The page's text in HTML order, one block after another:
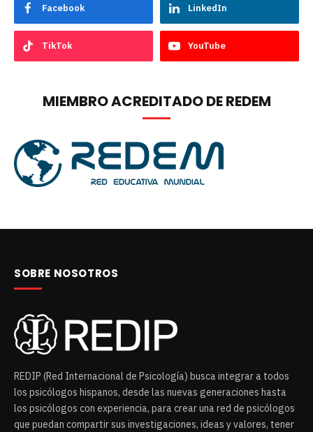
Facebook LinkedIn
TikTok YouTube
MIEMBRO ACREDITADO DE REDEM
SOBRE NOSOTROS
REDIP (Red Internacional de Psicología) busca integrar a todos
los psicólogos hispanos, desde las nuevas generaciones hasta
los psicólogos con experiencia, para crear una red de psicólogos
que puedan compartir sus investigaciones, ideas y valores, tener